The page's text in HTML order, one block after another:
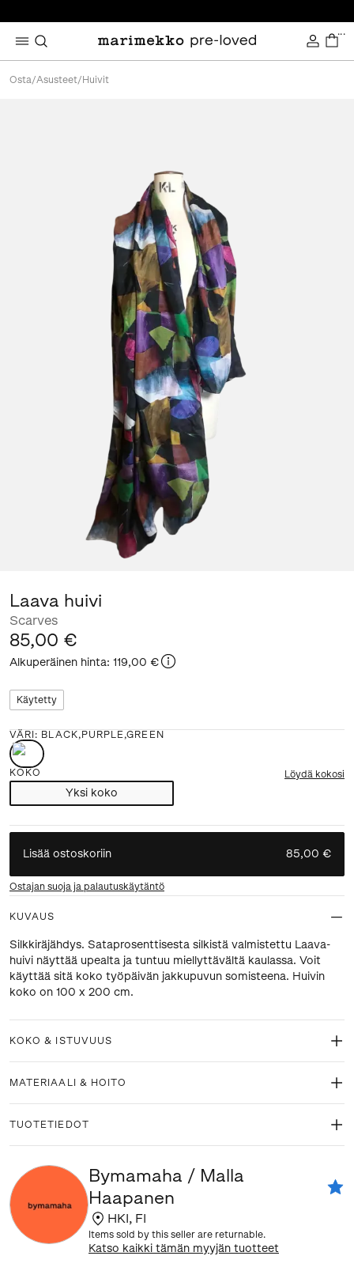
...
Osta/Asusteet/ Huivit
Laava huivi
Scarves
85,00 €
Alkuperäinen hinta: 119,00 €
Käytetty
VÄRI : BLACK,PURPLE,GREEN
KOKO Löydä kokosi
Yksi koko
Lisää ostoskoriin 85,00 €
Ostajan suoja ja palautuskäytäntö
KUVAUS
Silkkiräjähdys. Sataprosenttisesta silkistä valmistettu Laava-
huivi näyttää upealta ja tuntuu miellyttävältä kaulassa. Voit
käyttää sitä koko työpäivän jakkupuvun somisteena. Huivin
koko on 100 x 200 cm.
KOKO & ISTUVUUS
MATERIAALI & HOITO
TUOTETIEDOT
Bymamaha / Malla
Haapanen
HKI, FI
Items sold by this seller are returnable.
Katso kaikki tämän myyjän tuotteet